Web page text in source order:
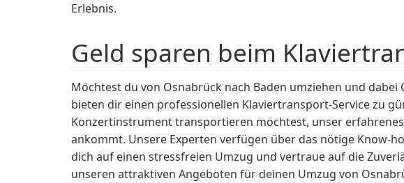
Erlebnis.
Geld sparen beim
Möchtest du von Osnabrück nach Baden umziehen und
bieten dir einen professionellen Klaviertransport-Service zu
Konzertinstrument transportieren möchtest, unser
ankommt. Unsere Experten verfügen über das nötige Know-
dich auf einen stressfreien Umzug und vertraue auf die
unseren attraktiven Angeboten für deinen Umzug von